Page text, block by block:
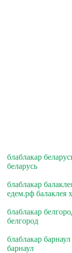
блаблакар
беларусь
блаблакар
едем.рф балаклея
блаблакар
белгород
блаблакар
барнаул